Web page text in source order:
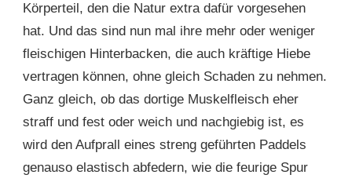
Körperteil, den die Natur extra dafür vorgesehen
hat. Und das sind nun mal ihre mehr oder weniger
fleischigen Hinterbacken, die auch kräftige Hiebe
vertragen können, ohne gleich Schaden zu nehmen.
Ganz gleich, ob das dortige Muskelfleisch eher
straff und fest oder weich und nachgiebig ist, es
wird den Aufprall eines streng geführten Paddels
genauso elastisch abfedern, wie die feurige Spur